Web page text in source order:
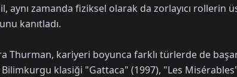
aynı zamanda fiziksel olarak da zorlayıcı rollerin
kanıtladı.
Thurman, kariyeri boyunca farklı türlerde de
klasiği "Gattaca" (1997), "Les